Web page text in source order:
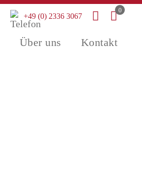
Über uns Kontakt
0
+49 (0) 2336 3067